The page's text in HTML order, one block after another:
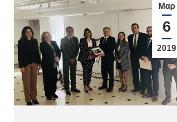
Μαρ
6
2019